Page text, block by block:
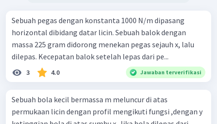
Sebuah pegas dengan konstanta 1000 N/m dipasang
horizontal dibidang datar licin. Sebuah balok dengan
massa 225 gram didorong menekan pegas sejauh x, lalu
dilepas. Kecepatan balok setelah lepas dari pe...
3 4.0 Jawaban terverifikasi
Sebuah bola kecil bermassa m meluncur di atas
permukaan licin dengan profil mengikuti fungsi ,dengan y